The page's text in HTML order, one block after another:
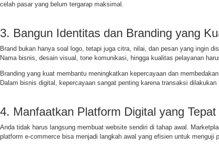
celah pasar yang belum tergarap maksimal.
3. Bangun Identitas dan Branding yang
Brand bukan hanya soal logo, tetapi juga citra, nilai, dan pesan yang ingin
Nama bisnis, desain visual, tone komunikasi, hingga kualitas pelayanan
Branding yang kuat membantu meningkatkan kepercayaan dan
Dalam bisnis digital, kepercayaan sangat penting karena transaksi
4. Manfaatkan Platform Digital yang Tepat
Anda tidak harus langsung membuat website sendiri di tahap awal.
platform e-commerce bisa menjadi langkah awal yang efisien untuk menguji